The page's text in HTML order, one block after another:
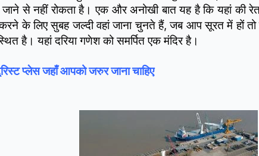
जाने से नहीं रोकता है। एक और अनोखी बात यह है कि यहां
के लिए सुबह जल्दी वहां जाना चुनते हैं, जब आप सूरत में हों
है। यहां दरिया गणेश को समर्पित एक मंदिर है।
प्लेस जहाँ आपको जरुर जाना चाहिए